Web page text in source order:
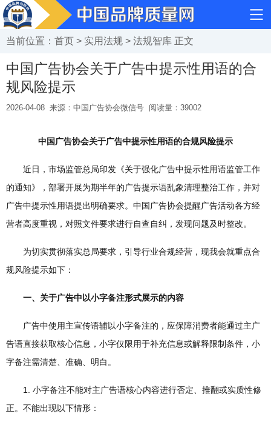
当前位置： 首页 > 实用法规 > 法规智库 正文
中国广告协会关于广告中提示性用语的合
规风险提示
2026-04-08 来源：中国广告协会微信号 阅读量： 39002
中国广告协会关于广告中提示性用语的合规风险提示
近日，市场监管总局印发《关于强化广告中提示性用语监管工作
的通知》，部署开展为期半年的广告提示语乱象清理整治工作，并对
广告中提示性用语提出明确要求。中国广告协会提醒广告活动各方经
营者高度重视，对照文件要求进行自查自纠，发现问题及时整改。
为切实贯彻落实总局要求，引导行业合规经营，现我会就重点合
规风险提示如下：
一、关于广告中以小字备注形式展示的内容
广告中使用主宣传语辅以小字备注的，应保障消费者能通过主广
告语直接获取核心信息，小字仅限用于补充信息或解释限制条件，小
字备注需清楚、准确、明白。
1. 小字备注不能对主广告语核心内容进行否定、推翻或实质性修
正。不能出现以下情形：